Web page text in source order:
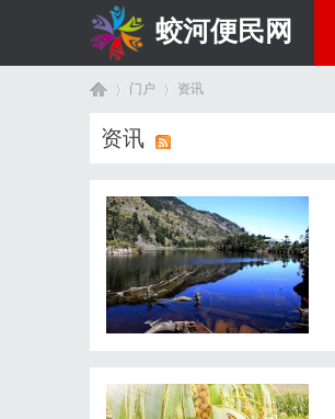
蛟河便民网
门户 资讯
资讯